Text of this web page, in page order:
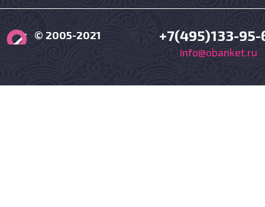
© 2005-2021 +7(495)133-95-
info@obanket.ru